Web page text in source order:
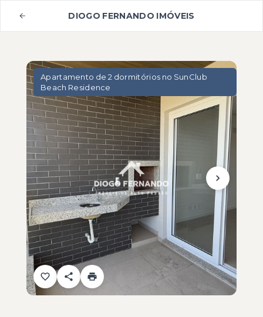
DIOGO FERNANDO IMÓVEIS
Apartamento de 2 dormitórios no SunClub
Beach Residence